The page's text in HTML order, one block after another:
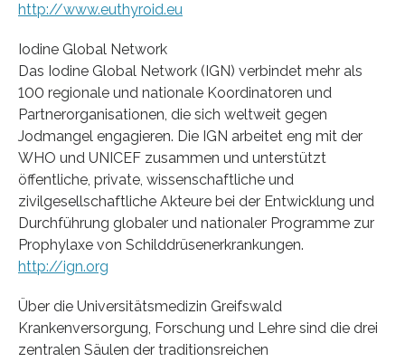
http://www.euthyroid.eu
Iodine Global Network
Das Iodine Global Network (IGN) verbindet mehr als
100 regionale und nationale Koordinatoren und
Partnerorganisationen, die sich weltweit gegen
Jodmangel engagieren. Die IGN arbeitet eng mit der
WHO und UNICEF zusammen und unterstützt
öffentliche, private, wissenschaftliche und
zivilgesellschaftliche Akteure bei der Entwicklung und
Durchführung globaler und nationaler Programme zur
Prophylaxe von Schilddrüsenerkrankungen.
http://ign.org
Über die Universitätsmedizin Greifswald
Krankenversorgung, Forschung und Lehre sind die drei
zentralen Säulen der traditionsreichen